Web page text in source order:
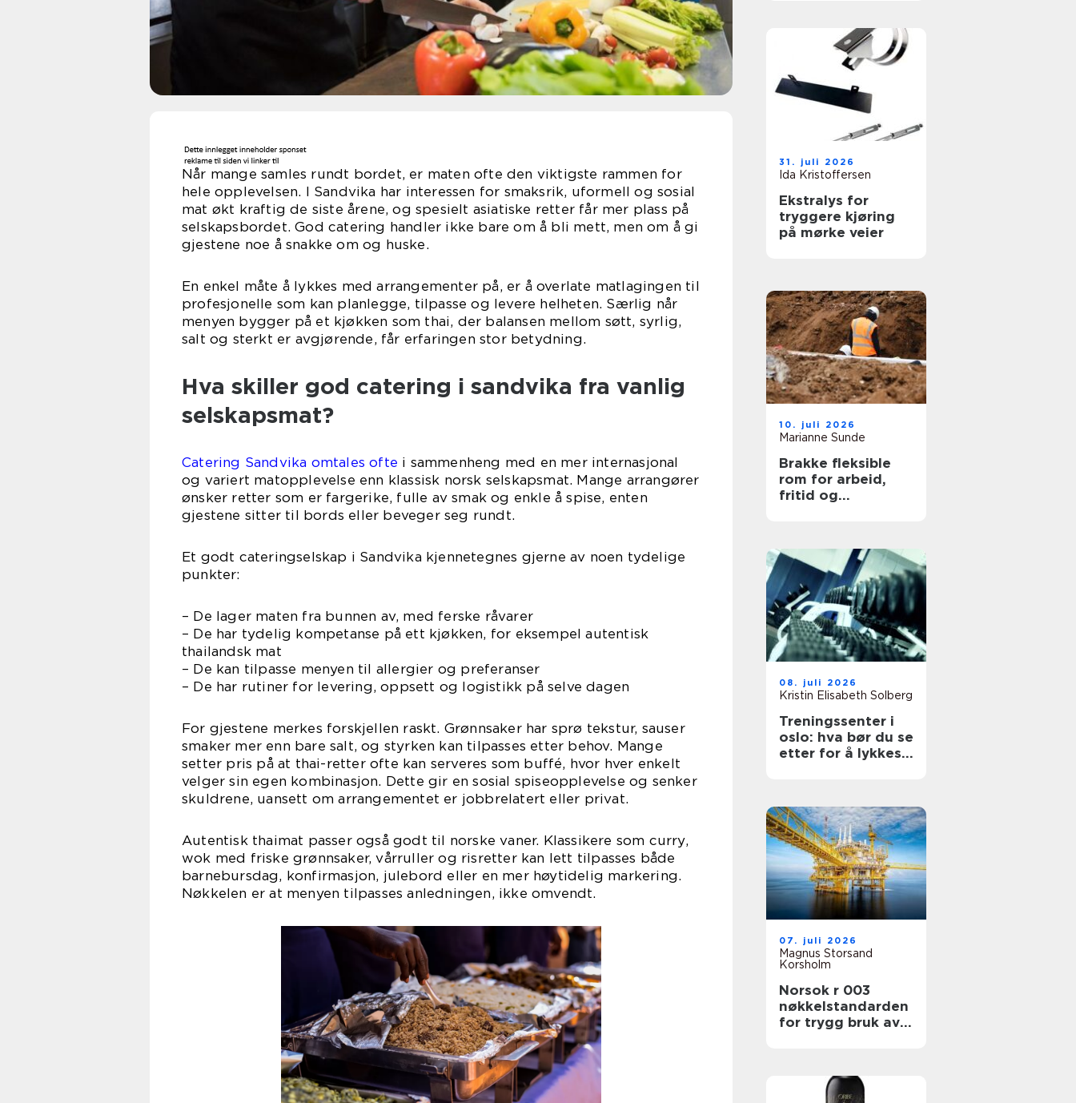
Når mange samles rundt bordet, er maten ofte den viktigste rammen for
hele opplevelsen. I Sandvika har interessen for smaksrik, uformell og sosial
mat økt kraftig de siste årene, og spesielt asiatiske retter får mer plass på
selskapsbordet. God catering handler ikke bare om å bli mett, men om å gi
gjestene noe å snakke om og huske.
En enkel måte å lykkes med arrangementer på, er å overlate matlagingen til
profesjonelle som kan planlegge, tilpasse og levere helheten. Særlig når
menyen bygger på et kjøkken som thai, der balansen mellom søtt, syrlig,
salt og sterkt er avgjørende, får erfaringen stor betydning.
Hva skiller god catering i sandvika fra vanlig
selskapsmat?
Catering Sandvika omtales ofte i sammenheng med en mer internasjonal
og variert matopplevelse enn klassisk norsk selskapsmat. Mange arrangører
ønsker retter som er fargerike, fulle av smak og enkle å spise, enten
gjestene sitter til bords eller beveger seg rundt.
Et godt cateringselskap i Sandvika kjennetegnes gjerne av noen tydelige
punkter:
– De lager maten fra bunnen av, med ferske råvarer
– De har tydelig kompetanse på ett kjøkken, for eksempel autentisk
thailandsk mat
– De kan tilpasse menyen til allergier og preferanser
– De har rutiner for levering, oppsett og logistikk på selve dagen
For gjestene merkes forskjellen raskt. Grønnsaker har sprø tekstur, sauser
smaker mer enn bare salt, og styrken kan tilpasses etter behov. Mange
setter pris på at thai-retter ofte kan serveres som buffé, hvor hver enkelt
velger sin egen kombinasjon. Dette gir en sosial spiseopplevelse og senker
skuldrene, uansett om arrangementet er jobbrelatert eller privat.
Autentisk thaimat passer også godt til norske vaner. Klassikere som curry,
wok med friske grønnsaker, vårruller og risretter kan lett tilpasses både
barnebursdag, konfirmasjon, julebord eller en mer høytidelig markering.
Nøkkelen er at menyen tilpasses anledningen, ikke omvendt.
31. juli 2026
Ida Kristoffersen
Ekstralys for
tryggere kjøring
på mørke veier
10. juli 2026
Marianne Sunde
Brakke fleksible
rom for arbeid,
fritid og
08. juli 2026
Kristin Elisabeth Solberg
Treningssenter i
oslo: hva bør du se
etter for å lykkes
07. juli 2026
Magnus Storsand
Korsholm
Norsok r 003
nøkkelstandarden
for trygg bruk av